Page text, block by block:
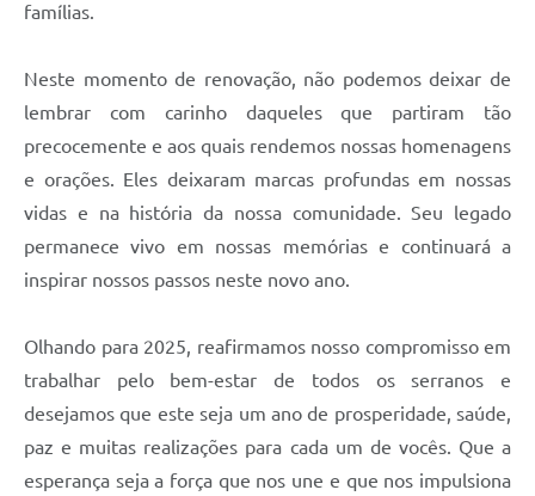
Audiências Públicas
Galeria de Vídeos
Diário Oficial
Notícias
Contato
famílias.
Neste momento de renovação, não podemos deixar de
lembrar com carinho daqueles que partiram tão
precocemente e aos quais rendemos nossas homenagens
e orações. Eles deixaram marcas profundas em nossas
vidas e na história da nossa comunidade. Seu legado
permanece vivo em nossas memórias e continuará a
inspirar nossos passos neste novo ano.
Olhando para 2025, reafirmamos nosso compromisso em
trabalhar pelo bem-estar de todos os serranos e
desejamos que este seja um ano de prosperidade, saúde,
paz e muitas realizações para cada um de vocês. Que a
esperança seja a força que nos une e que nos impulsiona